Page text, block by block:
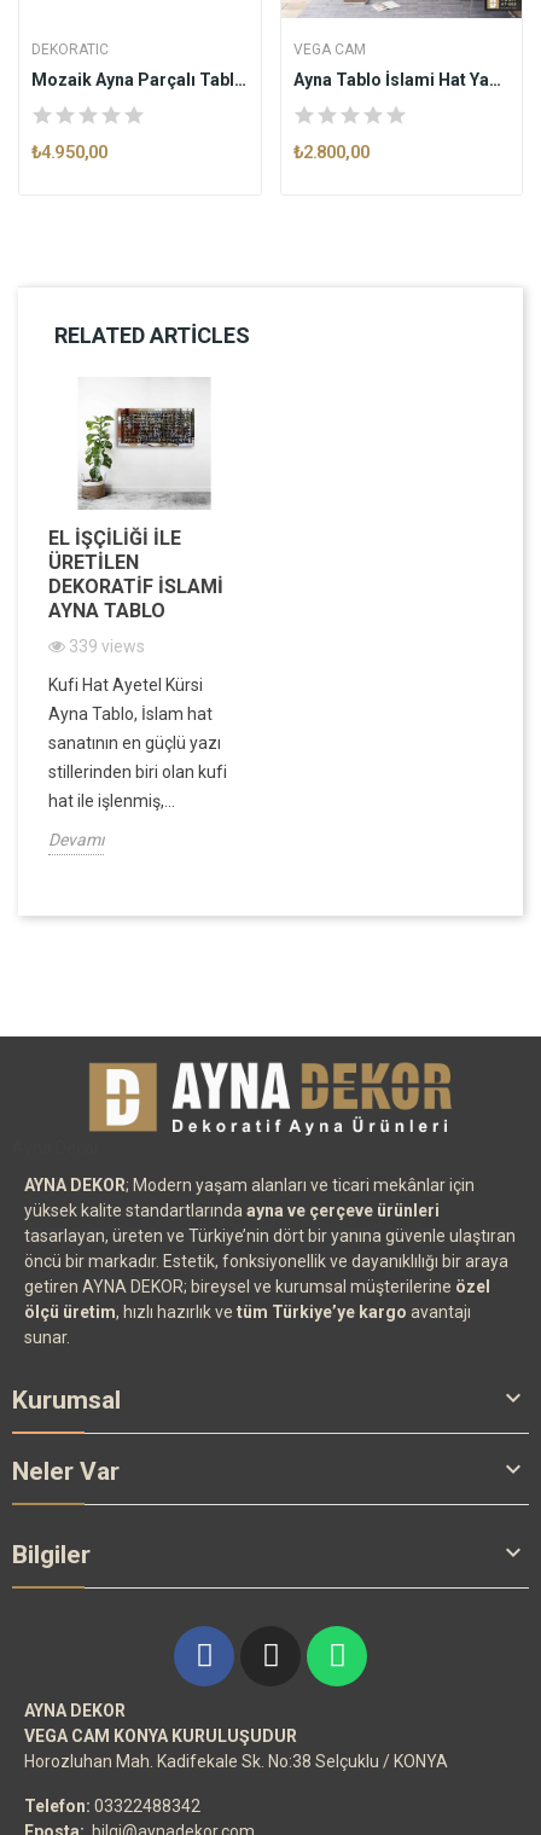
DEKORATIC
Mozaik Ayna Parçalı Tablo Gri
₺4.950,00
VEGA CAM
Ayna Tablo İslami Hat Yazısı Elif Vav AT005
₺2.800,00
RELATED ARTICLES
EL İŞÇILIĞI ILE
ÜRETILEN
DEKORATIF İSLAMI
AYNA TABLO
339 views
Kufi Hat Ayetel Kürsi
Ayna Tablo, İslam hat
sanatının en güçlü yazı
stillerinden biri olan kufi
hat ile işlenmiş,...
Devamı
AYNA DEKOR; Modern yaşam alanları ve ticari mekânlar için
yüksek kalite standartlarında ayna ve çerçeve ürünleri
tasarlayan, üreten ve Türkiye’nin dört bir yanına güvenle ulaştıran
öncü bir markadır. Estetik, fonksiyonellik ve dayanıklılığı bir araya
getiren AYNA DEKOR; bireysel ve kurumsal müşterilerine özel
ölçü üretim, hızlı hazırlık ve tüm Türkiye’ye kargo avantajı
sunar.
Kurumsal 
Neler Var 
Bilgiler 
AYNA DEKOR
VEGA CAM KONYA KURULUŞUDUR
Horozluhan Mah. Kadifekale Sk. No:38 Selçuklu / KONYA
Telefon: 03322488342
Eposta: bilgi@aynadekor.com